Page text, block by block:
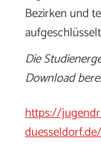
Bezirken und
Die
Download
https://